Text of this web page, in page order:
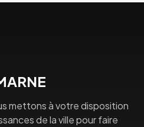
mettons à votre disposition
de la ville pour faire